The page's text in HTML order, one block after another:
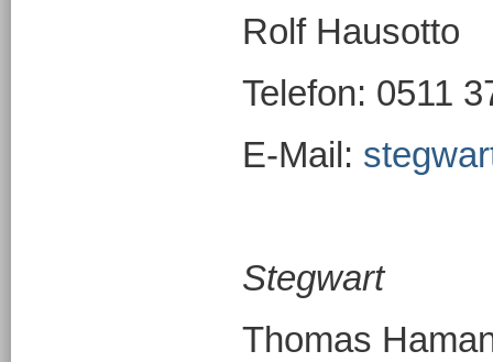
Rolf Hausotto
Telefon: 0511
E-Mail:
Stegwart
Thomas